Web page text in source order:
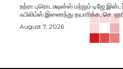
உத்ரா புரொடக்ஷன்ஸ் மற்றும் டிஜே
ஃபிலிம்ஸ் இணைந்து தயாரிக்க, செ. ஹரி
August 7, 2026